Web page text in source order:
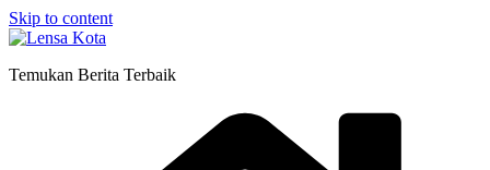
Skip to content
Temukan Berita Terbaik